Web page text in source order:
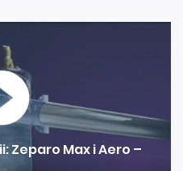
Zeparo Max i Aero –